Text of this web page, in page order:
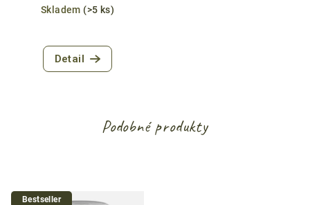
cena:
Skladem (>5 ks)
hodnotenie
produktu
je
hviezdičiek.
Detail
Podobné produkty
Bestseller